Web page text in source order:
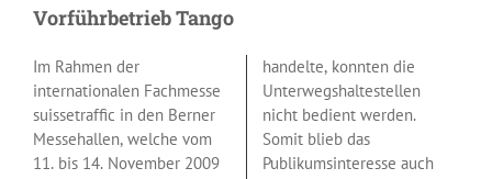
Vorführbetrieb Tango
Im Rahmen der
internationalen Fachmesse
suissetraffic in den Berner
Messehallen, welche vom
11. bis 14. November 2009
handelte, konnten die
Unterwegshaltestellen
nicht bedient werden.
Somit blieb das
Publikumsinteresse auch